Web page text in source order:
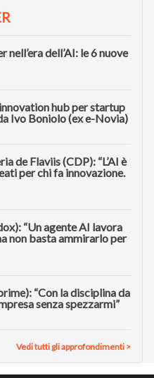
nell’era dell’AI: le 6 nuove
hub per startup
Ivo Boniolo (ex e-Novia)
de Flaviis (CDP): “L’AI è
per chi fa innovazione.
“Un agente AI lavora
non basta ammirarlo per
“Con la disciplina da
senza spezzarmi”
Vedi tutti gli approfondimenti >